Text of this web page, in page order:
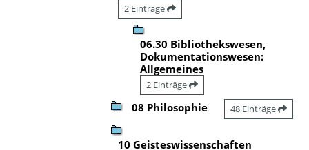
2 Einträge
06.30 Bibliothekswesen,
Dokumentationswesen:
Allgemeines
2 Einträge
08 Philosophie 48 Einträge
10 Geisteswissenschaften